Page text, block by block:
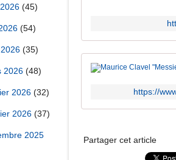
(45)
(54)
(35)
2026 (48)
2026 (32)
2026 (37)
2025
https://
Partager cet article